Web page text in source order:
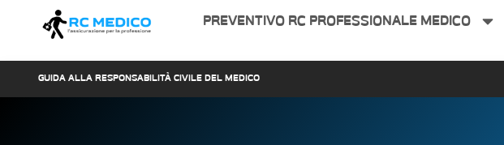
PREVENTIVO RC PROFESSIONALE MEDICO
GUIDA ALLA RESPONSABILITÀ CIVILE DEL MEDICO